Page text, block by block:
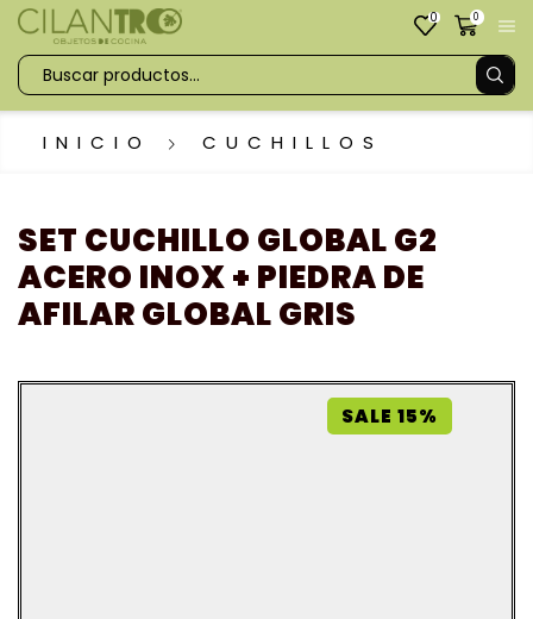
0 0
INICIO CUCHILLOS
SET CUCHILLO GLOBAL G2
ACERO INOX + PIEDRA DE
AFILAR GLOBAL GRIS
SALE 15%